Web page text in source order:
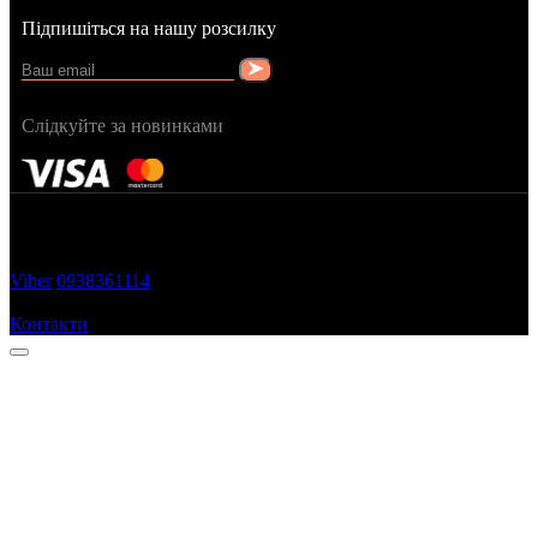
Підпишіться на нашу розсилку
Слідкуйте за новинками
Viber 0938361114
Контакти